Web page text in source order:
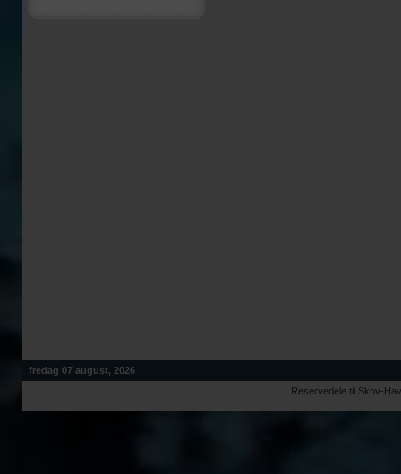
fredag 07 august, 2026
Reservedele til Skov-